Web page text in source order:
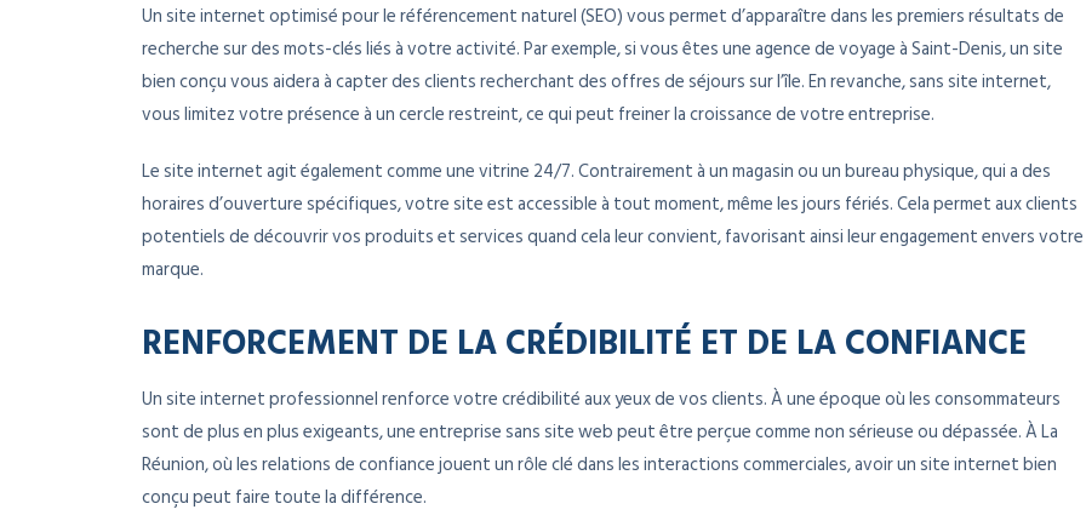
Un site internet optimisé pour le référencement naturel (SEO) vous permet d’apparaître dans les premiers résultats de
recherche sur des mots-clés liés à votre activité. Par exemple, si vous êtes une agence de voyage à Saint-Denis, un site
bien conçu vous aidera à capter des clients recherchant des offres de séjours sur l’île. En revanche, sans site internet,
vous limitez votre présence à un cercle restreint, ce qui peut freiner la croissance de votre entreprise.
Le site internet agit également comme une vitrine 24/7. Contrairement à un magasin ou un bureau physique, qui a des
horaires d’ouverture spécifiques, votre site est accessible à tout moment, même les jours fériés. Cela permet aux clients
potentiels de découvrir vos produits et services quand cela leur convient, favorisant ainsi leur engagement envers votre
marque.
RENFORCEMENT DE LA CRÉDIBILITÉ ET DE LA CONFIANCE
Un site internet professionnel renforce votre crédibilité aux yeux de vos clients. À une époque où les consommateurs
sont de plus en plus exigeants, une entreprise sans site web peut être perçue comme non sérieuse ou dépassée. À La
Réunion, où les relations de confiance jouent un rôle clé dans les interactions commerciales, avoir un site internet bien
conçu peut faire toute la différence.